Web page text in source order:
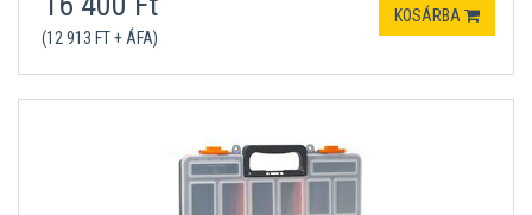
(12 913 FT + ÁFA)
KOSÁRBA